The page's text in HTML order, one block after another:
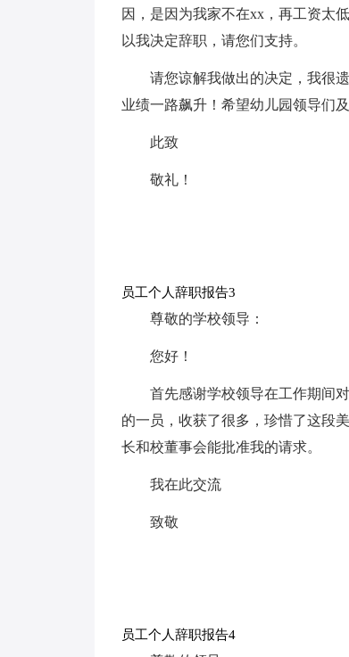
因，是因为我家不在xx，再工资太
以我决定辞职，请您们支持。
请您谅解我做出的决定，我很
业绩一路飙升！希望幼儿园领导们
此致
敬礼！
员工个人辞职报告3
尊敬的学校领导：
您好！
首先感谢学校领导在工作期间
的一员，收获了很多，珍惜了这段
长和校董事会能批准我的请求。
我在此交流
致敬
员工个人辞职报告4